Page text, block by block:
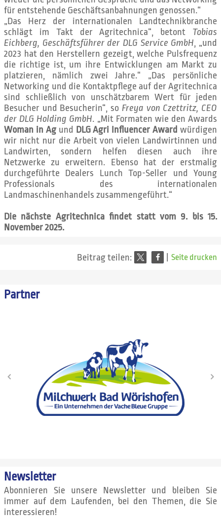
für entstehende Geschäftsanbahnungen genossen.“
„Das Herz der internationalen Landtechnikbranche
schlägt im Takt der Agritechnica“, betont Tobias
Eichberg, Geschäftsführer der DLG Service GmbH, „und
2023 hat den Herstellern gezeigt, welche Pulsfrequenz
die richtige ist, um ihre Entwicklungen am Markt zu
platzieren, nämlich zwei Jahre.“ „Das persönliche
Networking und die Kontaktpflege auf der Agritechnica
sind schließlich von unschätzbarem Wert für jeden
Besucher und Besucherin“, so Freya von Czettritz, CEO
der DLG Holding GmbH. „Mit Formaten wie den Awards
Woman in Ag und DLG Agri Influencer Award würdigen
wir nicht nur die Arbeit von vielen Landwirtinnen und
Landwirten, sondern helfen diesen auch ihre
Netzwerke zu erweitern. Ebenso hat der erstmalig
durchgeführte Dealers Lunch Top-Seller und Young
Professionals des internationalen
Landmaschinenhandels zusammengeführt.“
Die nächste Agritechnica findet statt vom 9. bis 15.
November 2025.
Beitrag teilen: Seite drucken
Partner
Newsletter
Abonnieren Sie unsere Newsletter und bleiben Sie
immer auf dem Laufenden, bei den Themen, die Sie
interessieren!